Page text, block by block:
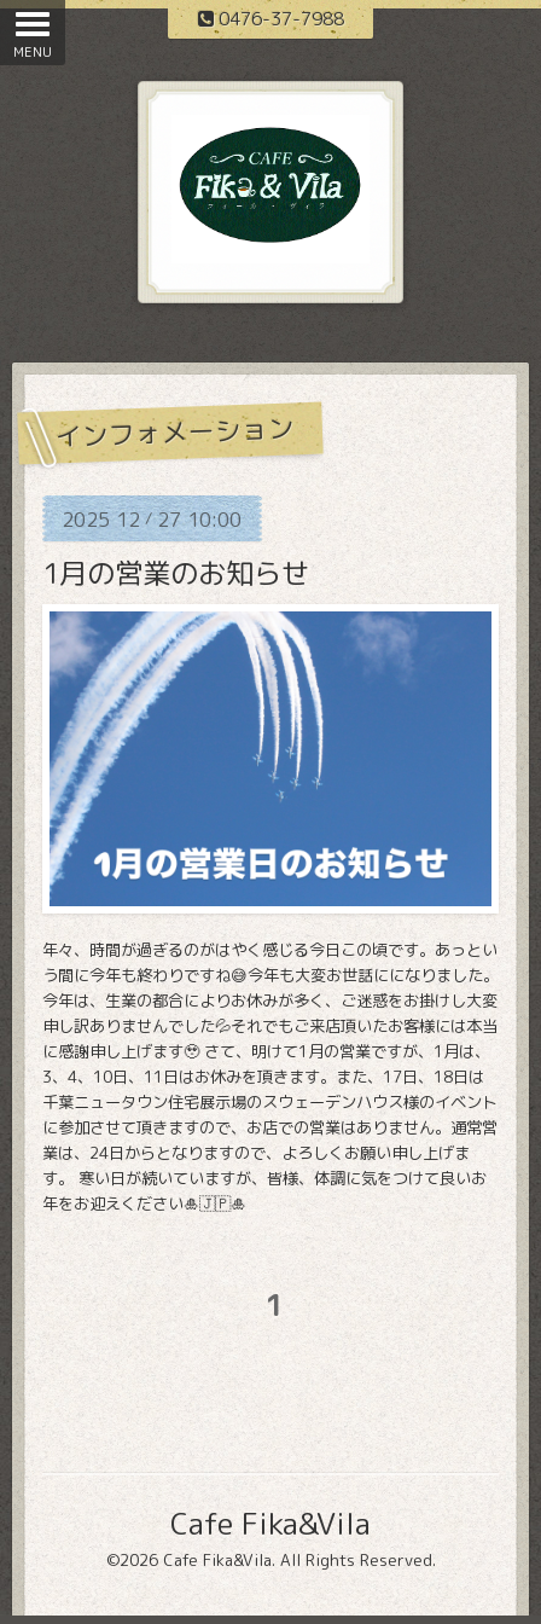
0476-37-7988
インフォメーション
2025 12/27 10:00
1月の営業のお知らせ
年々、時間が過ぎるのがはやく感じる今日この頃です。あっとい
う間に今年も終わりですね😅今年も大変お世話にになりました。
今年は、生業の都合によりお休みが多く、ご迷惑をお掛けし大変
申し訳ありませんでした💦それでもご来店頂いたお客様には本当
に感謝申し上げます🥹 さて、明けて1月の営業ですが、1月は、
3、4、10日、11日はお休みを頂きます。また、17日、18日は
千葉ニュータウン住宅展示場のスウェーデンハウス様のイベント
に参加させて頂きますので、お店での営業はありません。通常営
業は、24日からとなりますので、よろしくお願い申し上げま
す。 寒い日が続いていますが、皆様、体調に気をつけて良いお
年をお迎えください🎍🇯🇵🎍
1
Cafe Fika&Vila
©2026 Cafe Fika&Vila. All Rights Reserved.